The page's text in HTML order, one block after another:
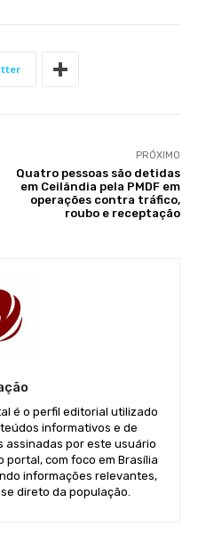
PRÓXIMO
Quatro pessoas são detidas
em Ceilândia pela PMDF em
operações contra tráfico,
roubo e receptação
é o perfil editorial utilizado
informativos e de
assinadas por este usuário
portal, com foco em Brasília
informações relevantes,
direto da população.